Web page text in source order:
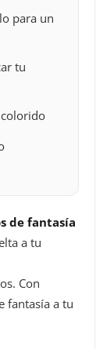
para un
tu
de fantasía
a tu
Con
fantasía a tu